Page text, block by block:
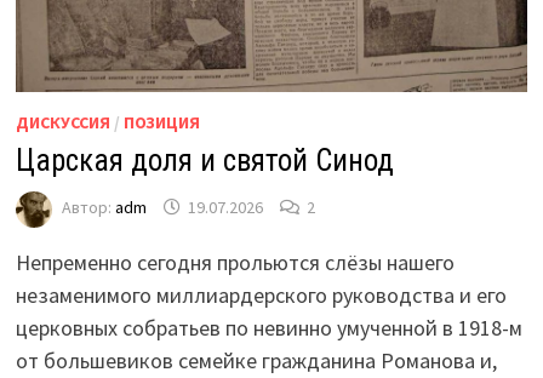
ДИСКУССИЯ / ПОЗИЦИЯ
Царская доля и святой Синод
Автор: adm 19.07.2026 2
Непременно сегодня прольются слёзы нашего
незаменимого миллиардерского руководства и его
церковных собратьев по невинно умученной в 1918-м
от большевиков семейке гражданина Романова и,